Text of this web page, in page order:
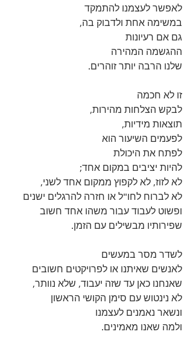
לאפשר לעצמנו להתמקד
במשימה אחת ולדבוק בה,
גם אם רעיונות
ההגשמה המהירה
שלנו הרבה יותר זוהרים.
זו לא חכמה
לבקש הצלחות מהירות,
תוצאות מידיות,
לפעמים השיעור הוא
לפתח את היכולת
להיות יציבים במקום אחד;
לא לזוז, לא לקפוץ ממקום אחד לשני,
לא לברוח לחו"ל או חזרה להרגלים ישנים
ופשוט לעבוד עבור משהו אחד חשוב
שפירותיו מבשילים עם הזמן.
לשדר מסר במעשים
לאנשים שאיתנו או לפרויקטים חשובים
שאנחנו כאן עד שזה יעבוד, שלא נוותר,
לא נינטוש עם סימן הקושי הראשון
ונשאר נאמנים לעצמנו
ולמה שאנו מאמינים.